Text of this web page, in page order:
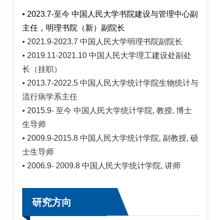
• 2023.7-至今 中国人民大学书院建设与管理中心副
主任，明理书院（新）副院长
• 2021.9-2023.7 中国人民大学明理书院副院长
• 2019.11-2021.10 中国人民大学理工建设处副处
长（挂职）
• 2013.7-2022.5 中国人民大学统计学院生物统计与
流行病学系主任
• 2015.9- 至今 中国人民大学统计学院, 教授, 博士
生导师
• 2009.9-2015.8 中国人民大学统计学院, 副教授, 硕
士生导师
• 2006.9- 2009.8 中国人民大学统计学院, 讲师
研究方向